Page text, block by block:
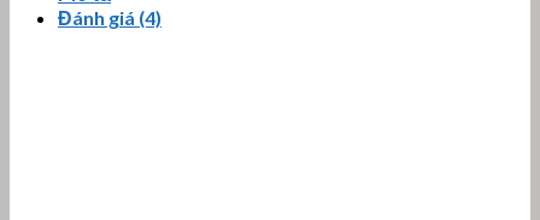
Đánh giá (4)